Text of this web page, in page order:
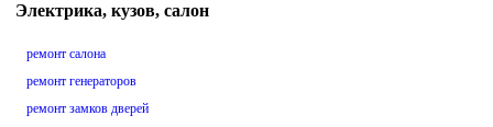
Электрика, кузов, салон
ремонт салона
ремонт генераторов
ремонт замков дверей